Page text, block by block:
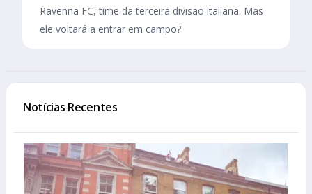
Ravenna FC, time da terceira divisão italiana. Mas
ele voltará a entrar em campo?
Notícias Recentes